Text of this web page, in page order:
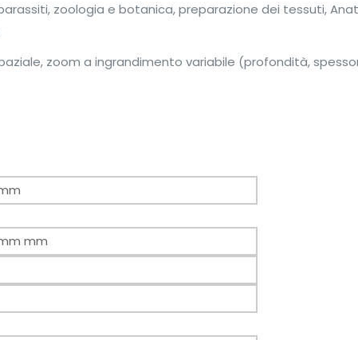
zoologia e botanica, preparazione dei tessuti,
zoom a ingrandimento variabile (profondità,
mm